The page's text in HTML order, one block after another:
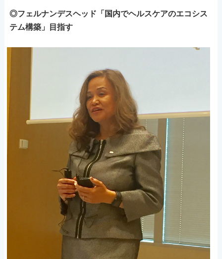
◎フェルナンデスヘッド「国内でヘルスケアのエコシス
テム構築」目指す